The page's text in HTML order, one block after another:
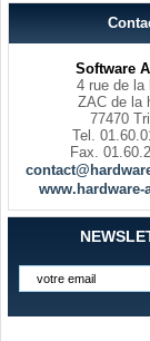
Software
4 rue de la
ZAC de la
77470
Tel.
Fax.
www.hardware-